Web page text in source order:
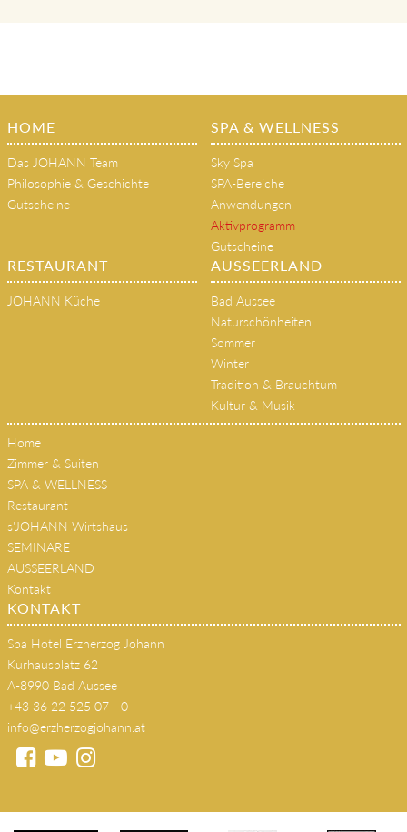
HOME
Das JOHANN Team
SPA & WELLNESS
Sky Spa
SPA-Bereiche
Anwendungen
Aktivprogramm
Gutscheine
RESTAURANT AUSSEERLAND
Bad Aussee
Naturschönheiten
Sommer
Winter
Tradition & Brauchtum
Home
Zimmer & Suiten
SPA & WELLNESS
Restaurant
s'JOHANN Wirtshaus
SEMINARE
AUSSEERLAND
Kontakt
KONTAKT
Spa Hotel Erzherzog Johann
Kurhausplatz 62
A-8990 Bad Aussee
info@erzherzogjohann.at